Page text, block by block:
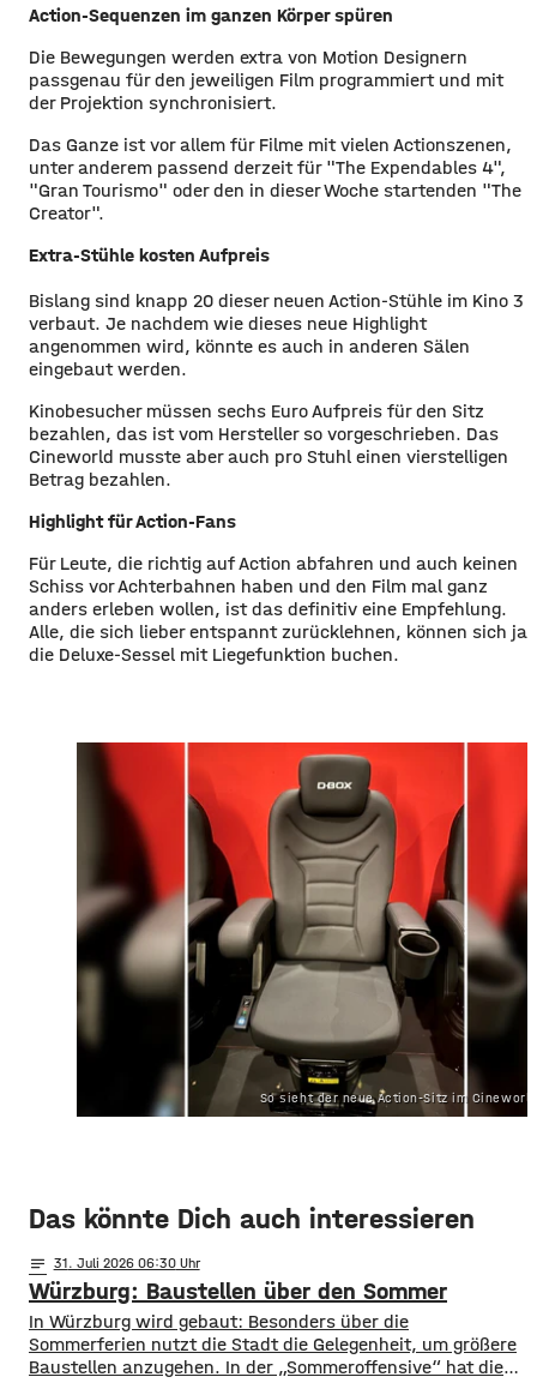
Action-Sequenzen im ganzen Körper spüren
Die Bewegungen werden extra von Motion Designern
passgenau für den jeweiligen Film programmiert und mit
der Projektion synchronisiert.
Das Ganze ist vor allem für Filme mit vielen Actionszenen,
unter anderem passend derzeit für "The Expendables 4",
"Gran Tourismo" oder den in dieser Woche startenden "The
Creator".
Extra-Stühle kosten Aufpreis
Bislang sind knapp 20 dieser neuen Action-Stühle im Kino 3
verbaut. Je nachdem wie dieses neue Highlight
angenommen wird, könnte es auch in anderen Sälen
eingebaut werden.
Kinobesucher müssen sechs Euro Aufpreis für den Sitz
bezahlen, das ist vom Hersteller so vorgeschrieben. Das
Cineworld musste aber auch pro Stuhl einen vierstelligen
Betrag bezahlen.
Highlight für Action-Fans
Für Leute, die richtig auf Action abfahren und auch keinen
Schiss vor Achterbahnen haben und den Film mal ganz
anders erleben wollen, ist das definitiv eine Empfehlung.
Alle, die sich lieber entspannt zurücklehnen, können sich ja
die Deluxe-Sessel mit Liegefunktion buchen.
So sieht der neue Action-Sitz im
Das könnte Dich auch interessieren
notes 31. Juli 2026 06:30
Würzburg: Baustellen über den Sommer
​​In Würzburg wird gebaut: Besonders über die
Sommerferien nutzt die Stadt die Gelegenheit, um größere
Baustellen anzugehen. In der „Sommeroffensive“ hat die